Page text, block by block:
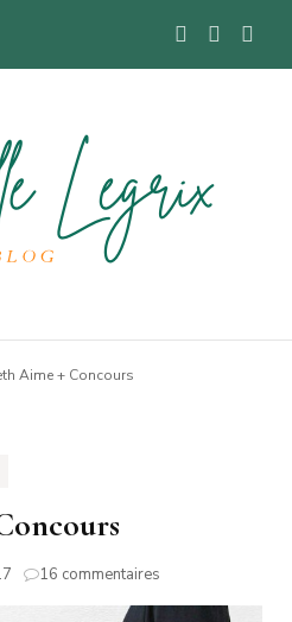
Aime + Concours
16 commentaires